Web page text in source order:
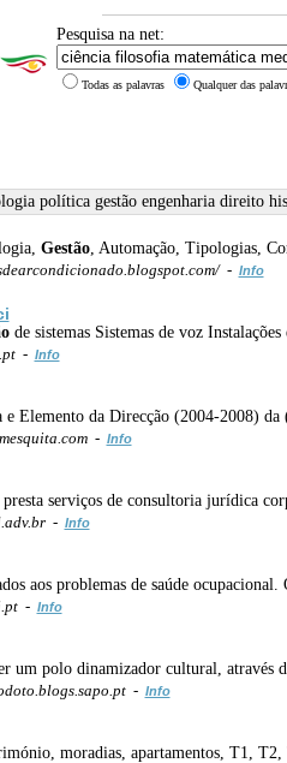
Pesquisa na net:
Todas as palavras Qualquer das
política gestão engenharia direito
Gestão, Automação, Tipologias,
- Info
de sistemas Sistemas de voz
- Info
da Direcção (2004-2008)
- Info
serviços de consultoria jurídica
- Info
aos problemas de saúde ocupacional.
- Info
um polo dinamizador cultural, através
- Info
moradias, apartamentos, T1,